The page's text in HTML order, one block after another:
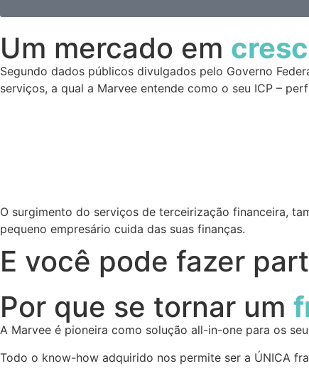
Um mercado em
Segundo dados públicos divulgados pelo Governo
serviços, a qual a Marvee entende como o seu ICP –
O surgimento do serviços de terceirização financeira,
pequeno empresário cuida das suas finanças.
E você pode fazer
Por que se tornar um
A Marvee é pioneira como solução all-in-one para os
Todo o know-how adquirido nos permite ser a ÚNICA